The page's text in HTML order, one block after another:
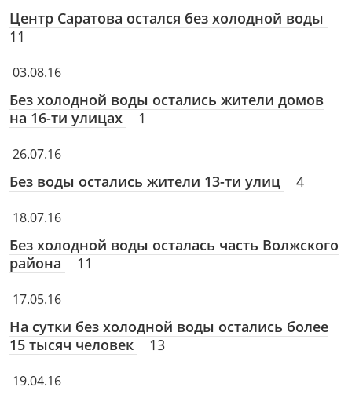
Центр Саратова остался без холодной воды
11
03.08.16
Без холодной воды остались жители домов
на 16-ти улицах
1
26.07.16
Без воды остались жители 13-ти улиц 4
18.07.16
Без холодной воды осталась часть Волжского
района
11
17.05.16
На сутки без холодной воды остались более
15 тысяч человек
13
19.04.16